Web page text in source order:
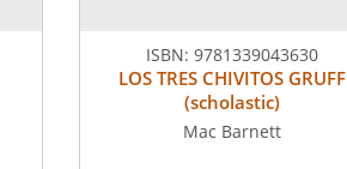
ISBN: 9781339043630
LOS TRES CHIVITOS GRUFF
(scholastic)
Mac Barnett